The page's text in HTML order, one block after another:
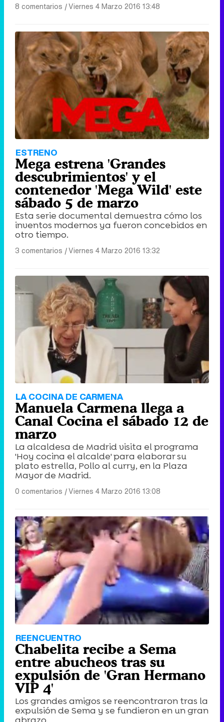
8 comentarios |Viernes 4 Marzo 2016 13:48
ESTRENO
Mega estrena 'Grandes
descubrimientos' y el
contenedor 'Mega Wild' este
sábado 5 de marzo
Esta serie documental demuestra cómo los
inventos modernos ya fueron concebidos en
otro tiempo.
3 comentarios |Viernes 4 Marzo 2016 13:32
LA COCINA DE CARMENA
Manuela Carmena llega a
Canal Cocina el sábado 12 de
marzo
La alcaldesa de Madrid visita el programa
'Hoy cocina el alcalde' para elaborar su
plato estrella, Pollo al curry, en la Plaza
Mayor de Madrid.
0 comentarios |Viernes 4 Marzo 2016 13:08
REENCUENTRO
Chabelita recibe a Sema
entre abucheos tras su
expulsión de 'Gran Hermano
VIP 4'
Los grandes amigos se reencontraron tras la
expulsión de Sema y se fundieron en un gran